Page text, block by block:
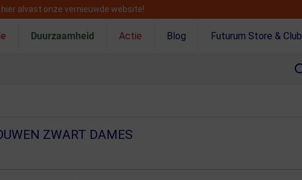
hier alvast onze vernieuwde website!
Duurzaamheid Actie Blog Futurum Store & Club
ZWART DAMES